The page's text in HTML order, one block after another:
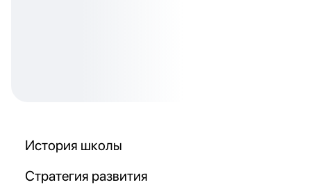
История школы
Стратегия развития